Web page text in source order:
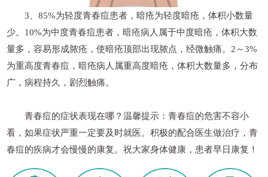
3、85%为轻度青春痘患者，暗疮为轻度暗疮，体积小数量
少。10%为中度青春痘患者，暗疮病人属于中度暗疮，体积大数
量多，容易形成脓疮，使暗疮顶部出现脓点，经微触痛。2～3%
为重高度青春痘，暗疮病人属重高度暗疮，体积大数量多，分布
广，病程持久，剧烈触痛。
青春痘的症状表现在哪？温馨提示：青春痘的危害不容小
看，如果症状严重一定要及时就医。积极的配合医生做治疗，青
春痘的疾病才会慢慢的康复。祝大家身体健康，患者早日康复！